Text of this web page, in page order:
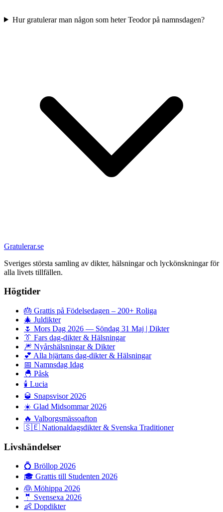
Hur gratulerar man någon som heter Teodor på namnsdagen?
Gratulerar.se
Sveriges största samling av dikter, hälsningar och lyckönskningar för
alla livets tillfällen.
Högtider
🎂 Grattis på Födelsedagen – 200+ Roliga
🎄 Juldikter
🌷 Mors Dag 2026 — Söndag 31 Maj | Dikter
👔 Fars dag-dikter & Hälsningar
🎆 Nyårshälsningar & Dikter
💕 Alla hjärtans dag-dikter & Hälsningar
📅 Namnsdag Idag
🐣 Påsk
🕯️ Lucia
🥃 Snapsvisor 2026
☀️ Glad Midsommar 2026
🔥 Valborgsmässoafton
🇸🇪 Nationaldagsdikter & Svenska Traditioner
Livshändelser
💍 Bröllop 2026
🎓 Grattis till Studenten 2026
👰 Möhippa 2026
🤵 Svensexa 2026
👶 Dopdikter